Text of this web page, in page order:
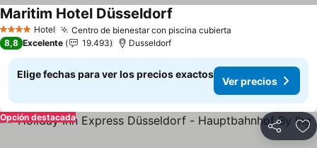
4 EstrellasHotel Centro de bienestar con piscina cubierta
Maritim Hotel Düsseldorf
8,8 Excelente 19.493 Dusseldorf
Elige fechas para ver los precios exactos
Ver precios
Compartir
Opción destacada